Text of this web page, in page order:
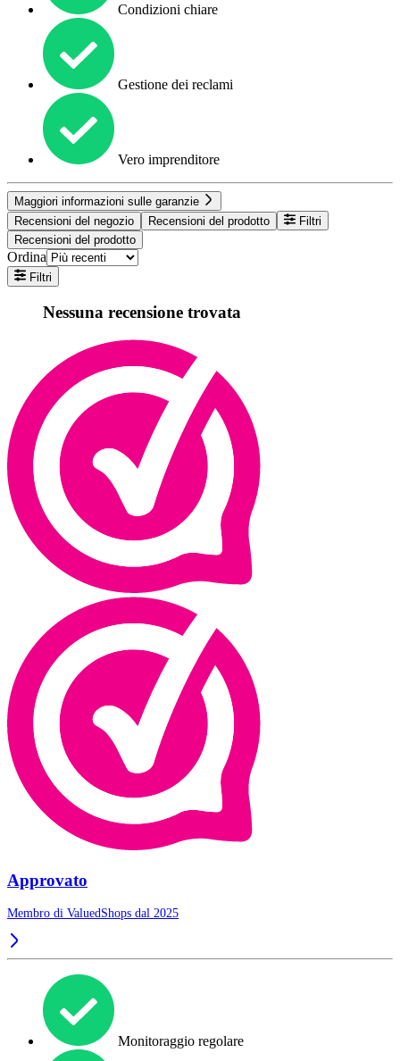
Condizioni chiare
Gestione dei reclami
Vero imprenditore
Maggiori informazioni sulle garanzie
Recensioni del negozio
Recensioni del prodotto
Filtri
Recensioni del prodotto
Ordina
Filtri
Nessuna recensione trovata
Approvato
Membro di ValuedShops dal 2025
Monitoraggio regolare